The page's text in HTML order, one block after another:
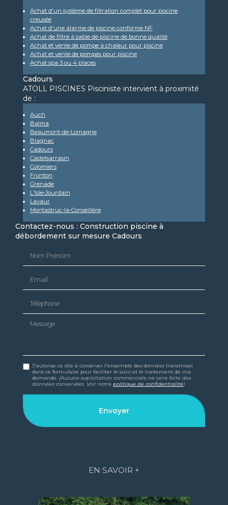
Achat d'un système de filtration complet pour piscine
creusée
Achat d'une alarme de piscine conforme NF
Achat de filtre à sable de piscine de bonne qualité
Achat et vente de pompe à chaleur pour piscine
Achat et vente de pompes pour piscine
Achat spa 3 ou 4 places
Cadours
ATOLL PISCINES Pisciniste intervient à proximité
de :
Auch
Balma
Beaumont-de-Lomagne
Blagnac
Cadours
Castelsarrasin
Colomiers
Fronton
Grenade
L'Isle-Jourdain
Lavaur
Montastruc-la-Conseillère
Contactez-nous : Construction piscine à
débordement sur mesure Cadours
Message
J'autorise ce site à conserver l'ensemble des données transmises
dans ce formulaire pour faciliter le suivi et le traitement de ma
demande. (Aucune exploitation commerciale ne sera faite des
données conservées. Voir notrepolitique de confidentialité)
EN SAVOIR +